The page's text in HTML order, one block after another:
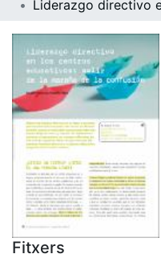
Fitxers